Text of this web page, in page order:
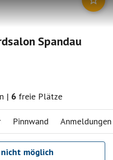
Spandau
| 6 freie Plätze
Pinnwand Anmeldungen
möglich